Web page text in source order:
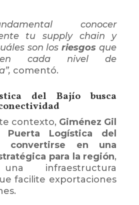
conocer
tu supply chain y
son losriesgosque
en cada nivel de
comentó.
del Bajío busca
contexto, Giménez Gil
Puerta Logística del
convertirse en una
para la región,
infraestructura
facilite exportaciones